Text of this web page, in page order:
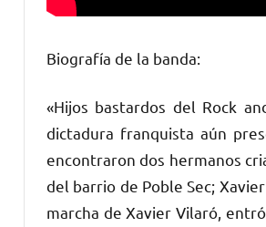
Biografía de la banda:
«Hijos bastardos del Rock
dictadura franquista aún
encontraron dos hermanos
del barrio de Poble Sec;
marcha de Xavier Vilaró,